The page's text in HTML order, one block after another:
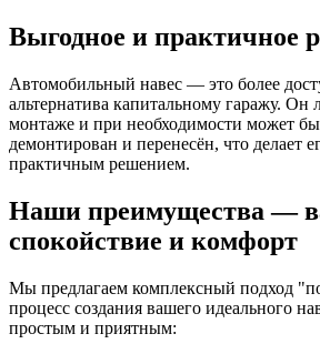
Выгодное и практичное
Автомобильный навес — это более
альтернатива капитальному гаражу. Он
монтаже и при необходимости может
демонтирован и перенесён, что делает
практичным решением.
Наши преимущества —
спокойствие и комфорт
Мы предлагаем комплексный подход
процесс создания вашего идеального
простым и приятным: